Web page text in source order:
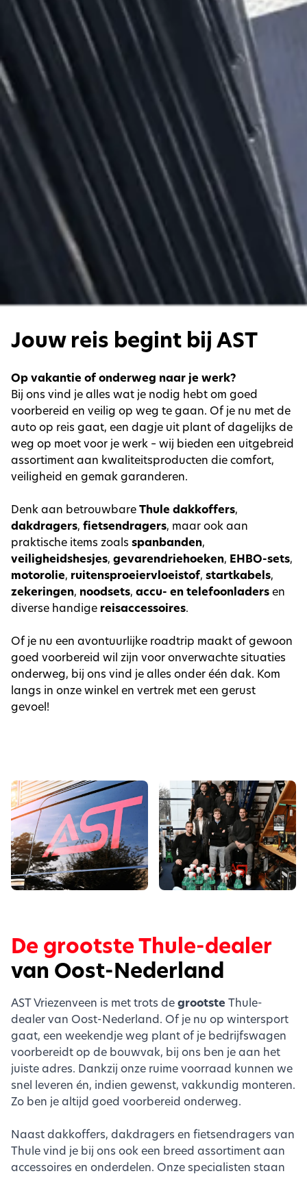
Jouw reis begint bij AST
Op vakantie of onderweg naar je werk?
Bij ons vind je alles wat je nodig hebt om goed
voorbereid en veilig op weg te gaan. Of je nu met de
auto op reis gaat, een dagje uit plant of dagelijks de
weg op moet voor je werk – wij bieden een uitgebreid
assortiment aan kwaliteitsproducten die comfort,
veiligheid en gemak garanderen.
Denk aan betrouwbareThule dakkoffers,
dakdragers, fietsendragers, maar ook aan
praktische items zoals spanbanden,
veiligheidshesjes, gevarendriehoeken, EHBO-sets,
motorolie, ruitensproeiervloeistof, startkabels,
zekeringen, noodsets, accu- en telefoonladersen
diverse handige reisaccessoires.
Of je nu een avontuurlijke roadtrip maakt of gewoon
goed voorbereid wil zijn voor onverwachte situaties
onderweg, bij ons vind je alles onder één dak. Kom
langs in onze winkel en vertrek met een gerust
gevoel!
De grootste Thule-dealer
van Oost-Nederland
AST Vriezenveen is met trots degrootste Thule-
dealer van Oost-Nederland. Of je nu op wintersport
gaat, een weekendje weg plant of je bedrijfswagen
voorbereidt op de bouwvak, bij ons ben je aan het
juiste adres. Dankzij onze ruime voorraad kunnen we
snel leveren én, indien gewenst, vakkundig monteren.
Zo ben je altijd goed voorbereid onderweg.
Naast dakkoffers, dakdragers en fietsendragers van
Thule vind je bij ons ook een breed assortiment aan
accessoires en onderdelen. Onze specialisten staan